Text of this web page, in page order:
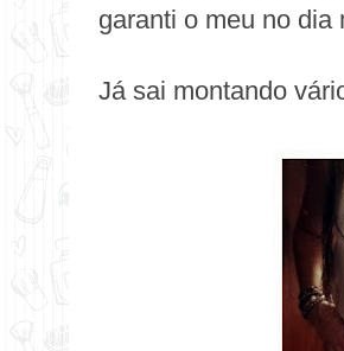
garanti o meu no dia
Já sai montando